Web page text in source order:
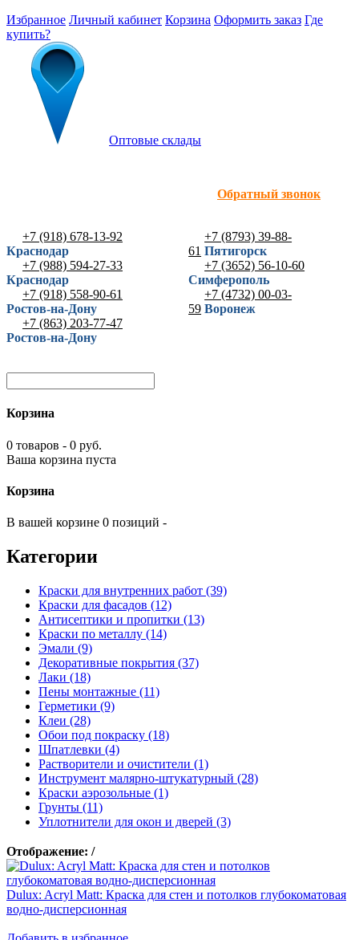
Избранное Личный кабинет Корзина Оформить заказ Где
купить?
Оптовые склады
Обратный звонок
+7 (918) 678-13-92
Краснодар
+7 (988) 594-27-33
Краснодар
+7 (918) 558-90-61
Ростов-на-Дону
+7 (863) 203-77-47
Ростов-на-Дону
+7 (8793) 39-88-
61 Пятигорск
+7 (3652) 56-10-60
Симферополь
+7 (4732) 00-03-
59 Воронеж
Корзина
0 товаров - 0 руб.
Ваша корзина пуста
Корзина
В вашей корзине 0 позиций -
Категории
Краски для внутренних работ (39)
Краски для фасадов (12)
Антисептики и пропитки (13)
Краски по металлу (14)
Эмали (9)
Декоративные покрытия (37)
Лаки (18)
Пены монтажные (11)
Герметики (9)
Клеи (28)
Обои под покраску (18)
Шпатлевки (4)
Растворители и очистители (1)
Инструмент малярно-штукатурный (28)
Краски аэрозольные (1)
Грунты (11)
Уплотнители для окон и дверей (3)
Отображение: /
Dulux: Acryl Matt: Краска для стен и потолков глубокоматовая
водно-дисперсионная